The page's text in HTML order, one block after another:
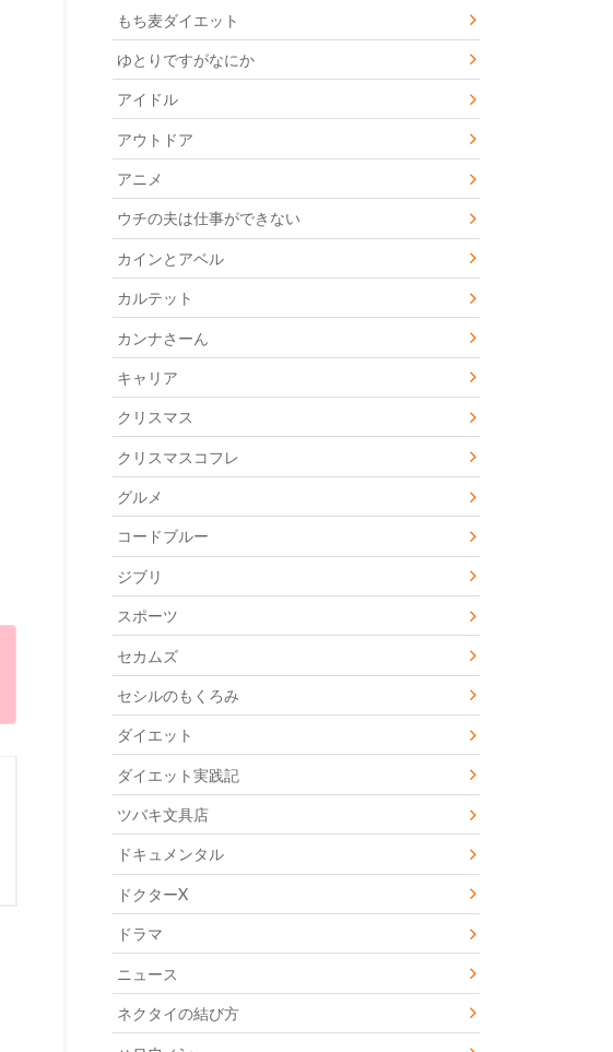
もち麦ダイエット
ゆとりですがなにか
アイドル
アウトドア
アニメ
ウチの夫は仕事ができない
カインとアベル
カルテット
カンナさーん
キャリア
クリスマス
クリスマスコフレ
グルメ
コードブルー
ジブリ
スポーツ
セカムズ
セシルのもくろみ
ダイエット
ダイエット実践記
ツバキ文具店
ドキュメンタル
ドクターX
ドラマ
ニュース
ネクタイの結び方